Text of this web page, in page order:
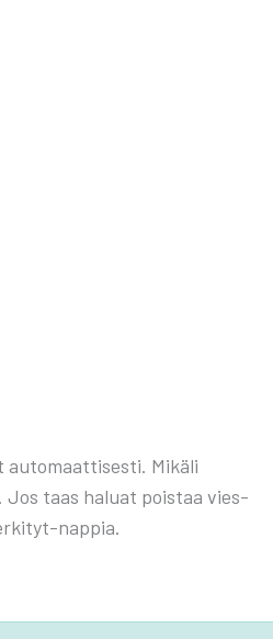
auto­maat­ti­ses­ti. Mikä­li
Jos taas haluat pois­taa vies­
nap­pia.